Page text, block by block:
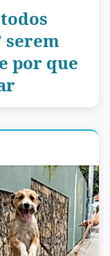
serem
por que